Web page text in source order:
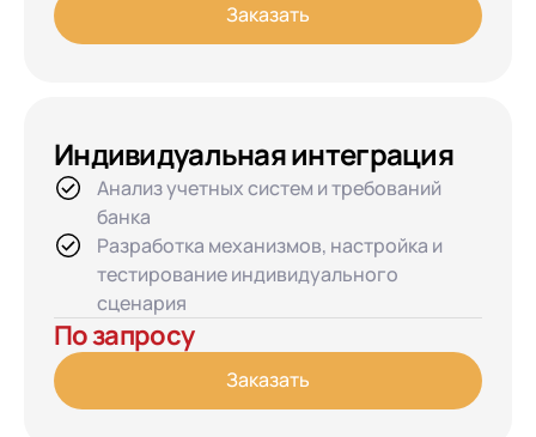
Заказать
Индивидуальная интеграция
Анализ учетных систем и требований
банка
Разработка механизмов, настройка и
тестирование индивидуального
сценария
По запросу
Заказать